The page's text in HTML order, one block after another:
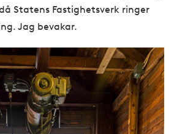
Statens Fastighetsverk ringer
Jag bevakar.